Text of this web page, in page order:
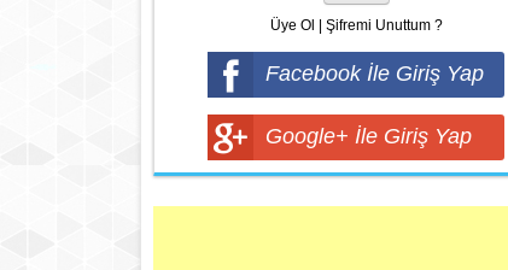
Üye Ol Şifremi Unuttum ?
Facebook İle Giriş Yap
Google+ İle Giriş Yap